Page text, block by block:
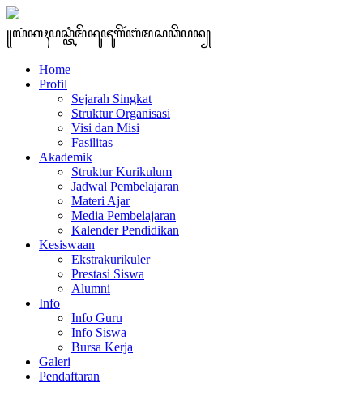
꧋ꦭꦁꦏꦃꦥꦱ꧀ꦠꦶꦩꦼꦤꦸꦗꦸꦒꦼꦂꦧꦁꦩꦱꦣꦼꦥꦤ꧀
Home
Profil
Sejarah Singkat
Struktur Organisasi
Visi dan Misi
Fasilitas
Akademik
Struktur Kurikulum
Jadwal Pembelajaran
Materi Ajar
Media Pembelajaran
Kalender Pendidikan
Kesiswaan
Ekstrakurikuler
Prestasi Siswa
Alumni
Info
Info Guru
Info Siswa
Bursa Kerja
Galeri
Pendaftaran